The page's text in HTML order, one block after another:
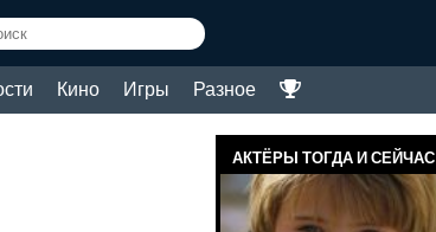
Кино Игры Разное
АКТЁРЫ ТОГДА И СЕЙЧАС